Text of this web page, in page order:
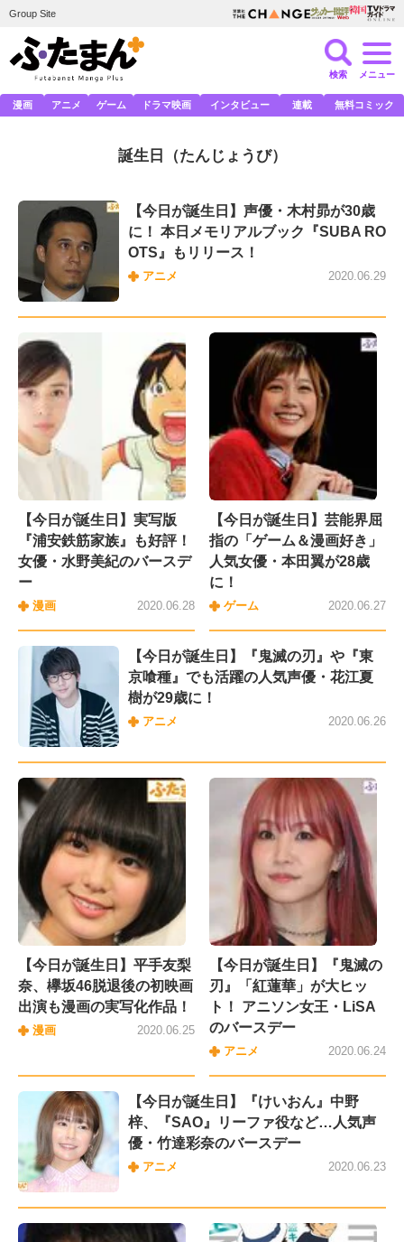
Group Site
検索 メニュー
漫画 アニメ ゲーム ドラマ映画 インタビュー 連載 無料コミック
誕生日 （たんじょうび）
【今日が誕生日】声優・木村昴が30歳
に！ 本日メモリアルブック『SUBA RO
OTS』もリリース！
アニメ 2020.06.29
【今日が誕生日】実写版
『浦安鉄筋家族』も好評！
女優・水野美紀のバースデ
ー
漫画 2020.06.28
【今日が誕生日】芸能界屈
指の「ゲーム＆漫画好き」
人気女優・本田翼が28歳
に！
ゲーム 2020.06.27
【今日が誕生日】『鬼滅の刃』や『東
京喰種』でも活躍の人気声優・花江夏
樹が29歳に！
アニメ 2020.06.26
【今日が誕生日】平手友梨
奈、欅坂46脱退後の初映画
出演も漫画の実写化作品！
漫画 2020.06.25
【今日が誕生日】『鬼滅の
刃』「紅蓮華」が大ヒッ
ト！ アニソン女王・LiSA
のバースデー
アニメ 2020.06.24
【今日が誕生日】『けいおん』中野
梓、『SAO』リーファ役など…人気声
優・竹達彩奈のバースデー
アニメ 2020.06.23